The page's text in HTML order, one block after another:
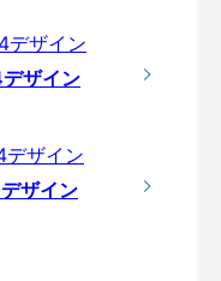
ザイン
ザイン